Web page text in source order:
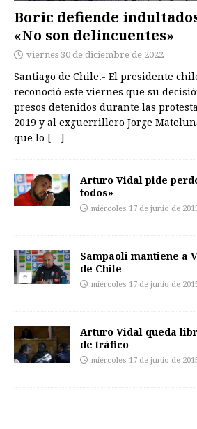
Boric defiende
«No son delincuentes»
viernes 30 de diciembre de 2022
Santiago de Chile.- El presidente
reconoció este viernes que su
presos detenidos durante las
2019 y al exguerrillero Jorge
que lo […]
Arturo Vidal pide
todos»
miércoles 17 de junio de
Sampaoli mantiene a
de Chile
miércoles 17 de junio de
Arturo Vidal queda
de tráfico
miércoles 17 de junio de